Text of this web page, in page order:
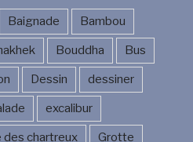
Baignade Bambou
Bouddha Bus
Dessin dessiner
excalibur
des chartreux Grotte